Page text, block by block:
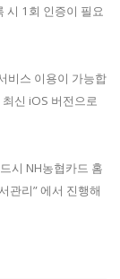
시 1회 인증이 필요
비스 이용이 가능합
신 iOS 버전으로
시 NH농협카드 홈
관리” 에서 진행해